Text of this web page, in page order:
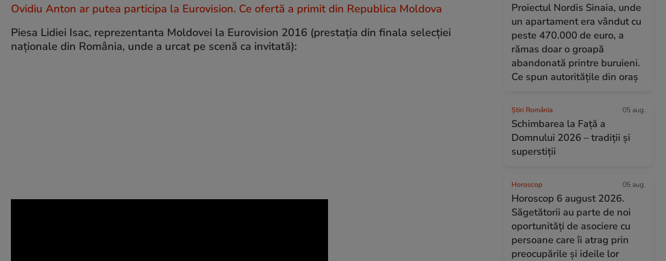
Ovidiu Anton ar putea participa la Eurovision. Ce ofertă a primit din Republica Moldova
Piesa Lidiei Isac, reprezentanta Moldovei la Eurovision 2016 (prestația din finala selecției
naționale din România, unde a urcat pe scenă ca invitată):
Proiectul Nordis Sinaia, unde
un apartament era vândut cu
peste 470.000 de euro, a
rămas doar o groapă
abandonată printre buruieni.
Ce spun autoritățile din oraș
Știri România 05 aug.
Schimbarea la Față a
Domnului 2026 – tradiții și
superstiții
Horoscop 05 aug.
Horoscop 6 august 2026.
Săgetătorii au parte de noi
oportunități de asociere cu
persoane care îi atrag prin
preocupările și ideile lor